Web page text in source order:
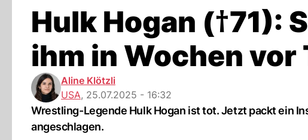
Hulk Hogan (†71):
ihm in Wochen vor
Aline Klötzli
USA, 25.07.2025 - 16:32
Wrestling-Legende Hulk Hogan ist tot. Jetzt packt ein
angeschlagen.